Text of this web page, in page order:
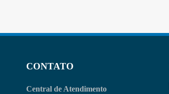
CONTATO
Central de Atendimento